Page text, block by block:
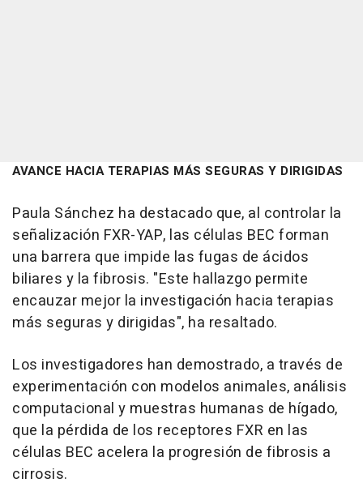
AVANCE HACIA TERAPIAS MÁS SEGURAS Y DIRIGIDAS
Paula Sánchez ha destacado que, al controlar la
señalización FXR-YAP, las células BEC forman
una barrera que impide las fugas de ácidos
biliares y la fibrosis. "Este hallazgo permite
encauzar mejor la investigación hacia terapias
más seguras y dirigidas", ha resaltado.
Los investigadores han demostrado, a través de
experimentación con modelos animales, análisis
computacional y muestras humanas de hígado,
que la pérdida de los receptores FXR en las
células BEC acelera la progresión de fibrosis a
cirrosis.